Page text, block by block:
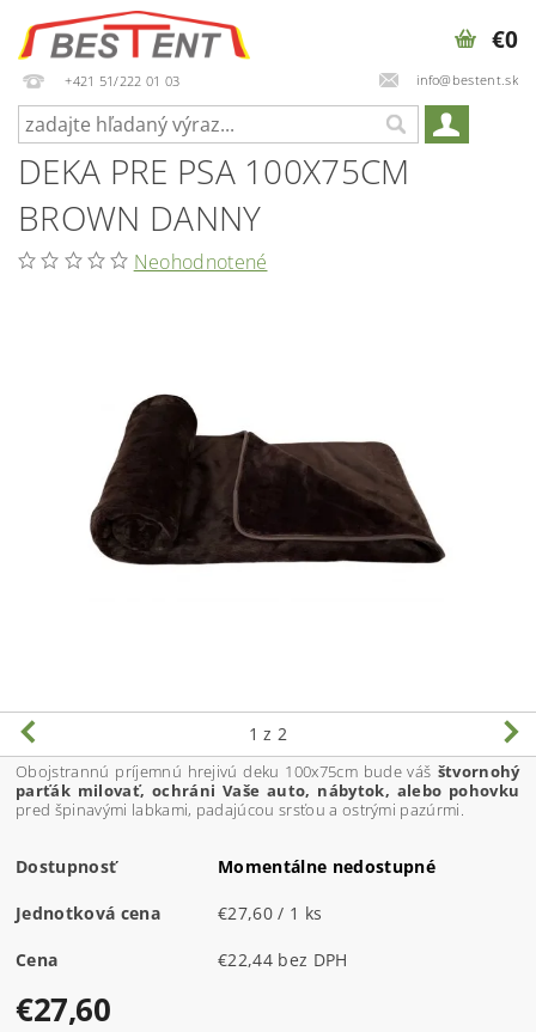
+421 51/222 01 03 info@bestent.sk
€0
DEKA PRE PSA 100X75CM
BROWN DANNY
Neohodnotené
1 z 2
Obojstrannú príjemnú hrejivú deku 100x75cm bude váš štvornohý
parťák milovať, ochráni Vaše auto, nábytok, alebo pohovku
pred špinavými labkami, padajúcou srsťou a ostrými pazúrmi.
Dostupnosť Momentálne nedostupné
Jednotková cena €27,60 / 1 ks
Cena €22,44 bez DPH
€27,60